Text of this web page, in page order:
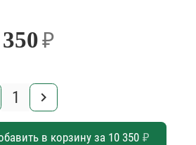
₽
keyboard_arrow_right
в корзину за 10 350 ₽